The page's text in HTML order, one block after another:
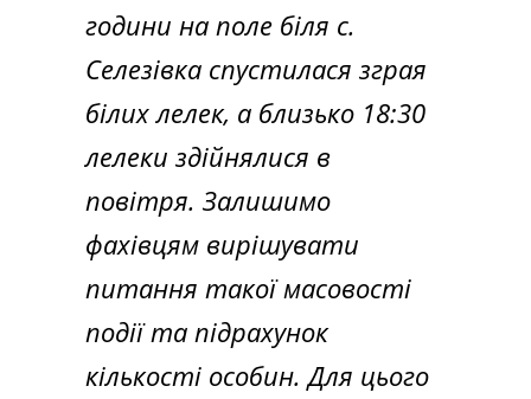
години на поле біля с.
Селезівка спустилася зграя
білих лелек, а близько 18:30
лелеки здійнялися в
повітря. Залишимо
фахівцям вирішувати
питання такої масовості
події та підрахунок
кількості особин. Для цього